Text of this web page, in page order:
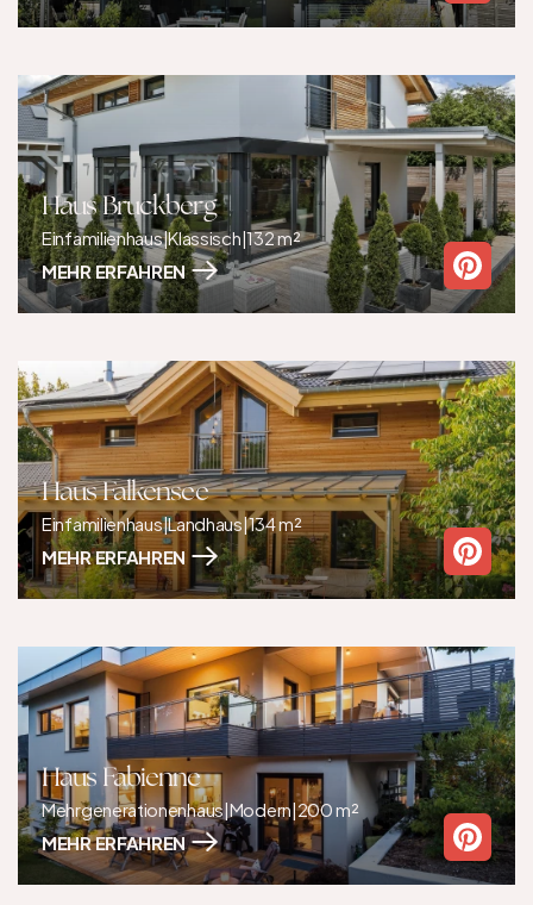
Haus Bruckberg
Einfamilienhaus|Klassisch|132 m²
MEHR ERFAHREN
Haus Falkensee
Einfamilienhaus|Landhaus|134 m²
MEHR ERFAHREN
Haus Fabienne
Mehrgenerationenhaus|Modern|200 m²
MEHR ERFAHREN